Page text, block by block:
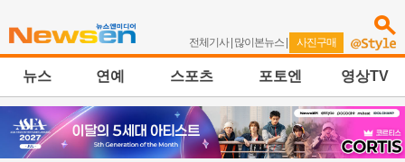
전체기사| 많이본뉴스 | 사진구매
뉴스 연예 스포츠 포토엔 영상TV